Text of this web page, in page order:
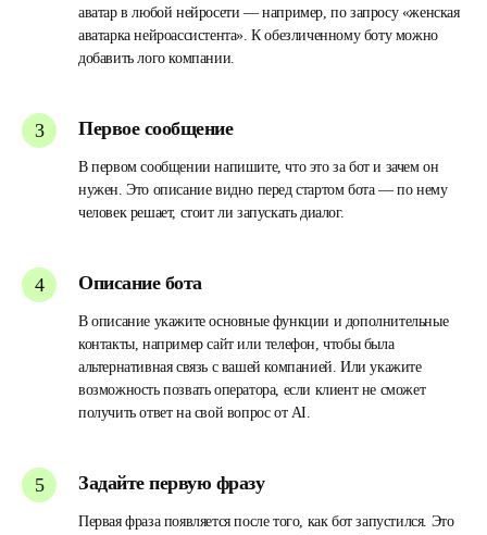
аватар в любой нейросети — например, по запросу «женская
аватарка нейроассистента». К обезличенному боту можно
добавить лого компании.
Первое сообщение
В первом сообщении напишите, что это за бот и зачем он
нужен. Это описание видно перед стартом бота — по нему
человек решает, стоит ли запускать диалог.
Описание бота
В описание укажите основные функции и дополнительные
контакты, например сайт или телефон, чтобы была
альтернативная связь с вашей компанией. Или укажите
возможность позвать оператора, если клиент не сможет
получить ответ на свой вопрос от AI.
Задайте первую фразу
Первая фраза появляется после того, как бот запустился. Это